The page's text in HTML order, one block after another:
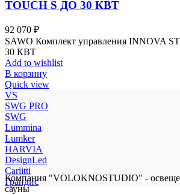
TOUCH S ДО 30 КВТ
92 070 ₽
SAWO Комплект управления INNOVA
30 КВТ
Add to wishlist
В корзину
Quick view
VS
SWG PRO
SWG
Lummina
Lumker
HARVIA
DesignLed
Cariitti
Грандис
Компания "VOLOKNOSTUDIO" -
сауны